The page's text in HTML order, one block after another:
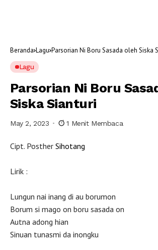
Beranda Lagu Parsorian Ni Boru Sasada oleh Siska
Lagu
Parsorian Ni Boru
Siska Sianturi
May 2, 2023 1 Menit Membaca
Cipt. Posther Sihotang
Lirik :
Lungun nai inang di au borumon
Borum si mago on boru sasada on
Autna adong hian
Sinuan tunasmi da inongku